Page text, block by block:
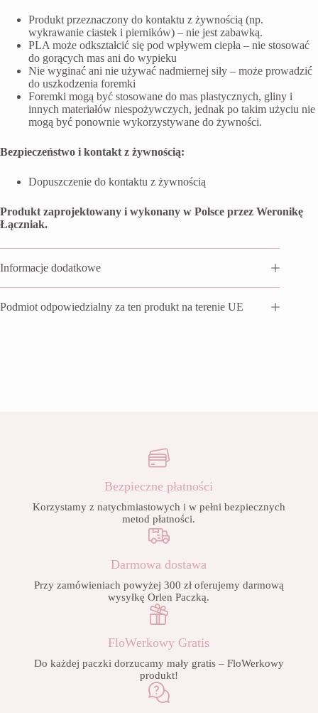
Produkt przeznaczony do kontaktu z żywnością (np.
wykrawanie ciastek i pierników) – nie jest zabawką.
PLA może odkształcić się pod wpływem ciepła – nie stosować
do gorących mas ani do wypieku
Nie wyginać ani nie używać nadmiernej siły – może prowadzić
do uszkodzenia foremki
Foremki mogą być stosowane do mas plastycznych, gliny i
innych materiałów niespożywczych, jednak po takim użyciu nie
mogą być ponownie wykorzystywane do żywności.
Bezpieczeństwo i kontakt z żywnością:
Dopuszczenie do kontaktu z żywnością
Produkt zaprojektowany i wykonany w Polsce przez Weronikę
Łączniak.
Informacje dodatkowe
Podmiot odpowiedzialny za ten produkt na terenie UE
Bezpieczne płatności
Korzystamy z natychmiastowych i w pełni bezpiecznych
metod płatności.
Darmowa dostawa
Przy zamówieniach powyżej 300 zł oferujemy darmową
wysyłkę Orlen Paczką.
FloWerkowy Gratis
Do każdej paczki dorzucamy mały gratis – FloWerkowy
produkt!